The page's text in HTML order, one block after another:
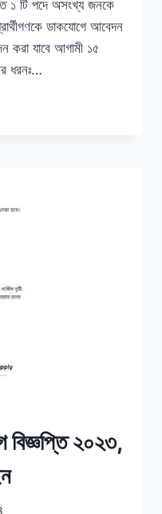
১ টি পদে অসংখ্য জনকে
ডাকযোগে আবেদন
করা যাবে আগামী ১৫
ধরনঃ…
বিজ্ঞপ্তি ২০২৩,